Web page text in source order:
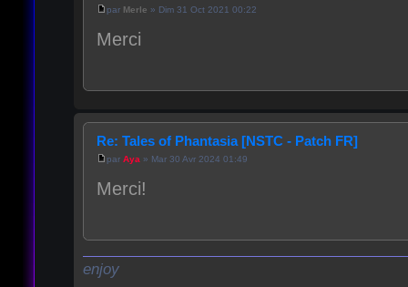
par Merle » Dim 31 Oct 2021 00:22
Merci
Re: Tales of Phantasia [NSTC - Patch FR]
par Aya » Mar 30 Avr 2024 01:49
Merci!
enjoy